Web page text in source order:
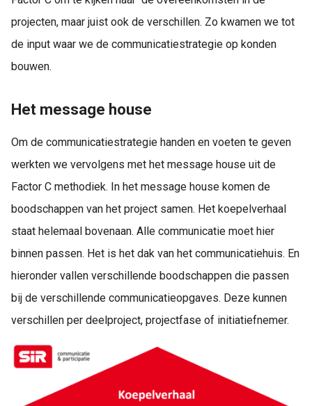
projecten, maar juist ook de verschillen. Zo kwamen we tot
de input waar we de communicatiestrategie op konden
bouwen.
Het message house
Om de communicatiestrategie handen en voeten te geven
werkten we vervolgens met het message house uit de
Factor C methodiek. In het message house komen de
boodschappen van het project samen. Het koepelverhaal
staat helemaal bovenaan. Alle communicatie moet hier
binnen passen. Het is het dak van het communicatiehuis. En
hieronder vallen verschillende boodschappen die passen
bij de verschillende communicatieopgaves. Deze kunnen
verschillen per deelproject, projectfase of initiatiefnemer.